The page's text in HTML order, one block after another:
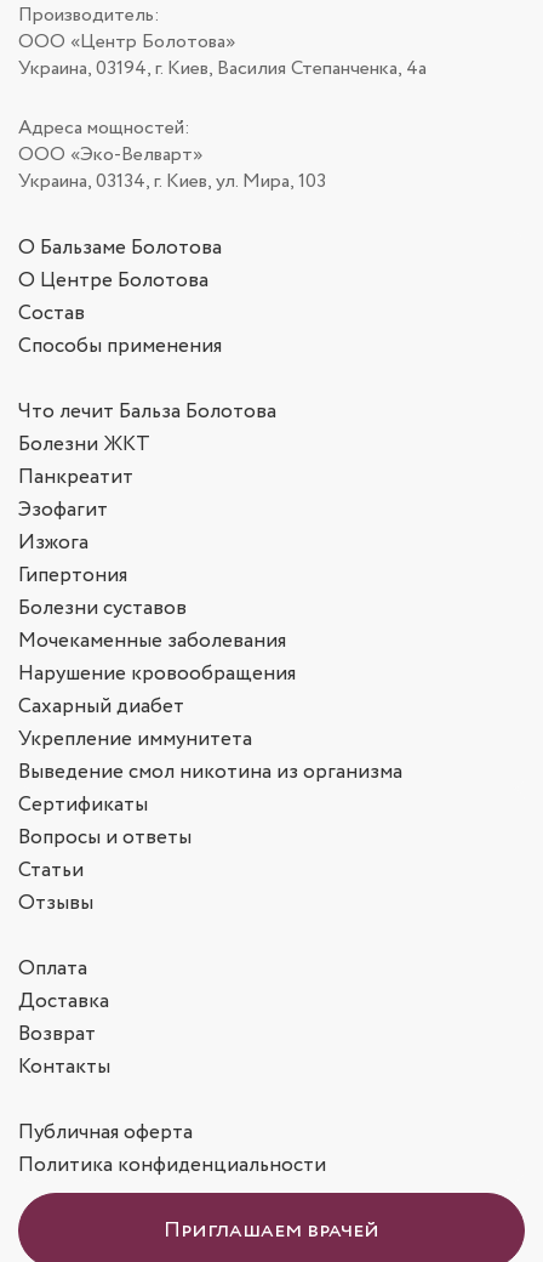
Производитель:
ООО «Центр Болотова»
Украина, 03194, г. Киев, Василия Степанченка, 4а
Адреса мощностей:
ООО «Эко-Велварт»
Украина, 03134, г. Киев, ул. Мира, 103
О Бальзаме Болотова
О Центре Болотова
Состав
Способы применения
Что лечит Бальза Болотова
Болезни ЖКТ
Панкреатит
Эзофагит
Изжога
Гипертония
Болезни суставов
Мочекаменные заболевания
Нарушение кровообращения
Сахарный диабет
Укрепление иммунитета
Выведение смол никотина из организма
Сертификаты
Вопросы и ответы
Статьи
Отзывы
Оплата
Доставка
Возврат
Контакты
Публичная оферта
Политика конфиденциальности
Приглашаем врачей